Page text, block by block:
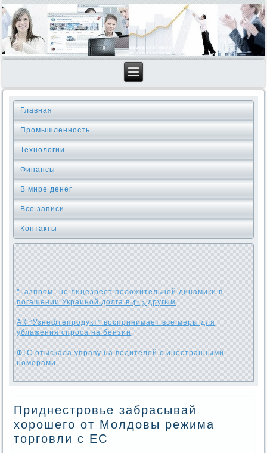
Главная
Промышленность
Технологии
Финансы
В мире денег
Все записи
Контакты
"Газпром" не лицезреет положительной динамики в
погашении Украиной долга в $1,3 другым
АК "Узнефтепродукт" воспринимает все меры для
ублажения спроса на бензин
ФТС отыскала управу на водителей с иностранными
номерами
Приднестровье забрасывай
хорошего от Молдовы режима
торговли с ЕС